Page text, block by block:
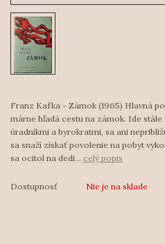
Franz Kafka - Zámok (1965) Hlavná
márne hľadá cestu na zámok. Ide
úradníkmi a byrokratmi, sa ani
sa snaží získať povolenie na pobyt
sa ocitol na dedi... celý popis
Dostupnosť Nie je na sklade